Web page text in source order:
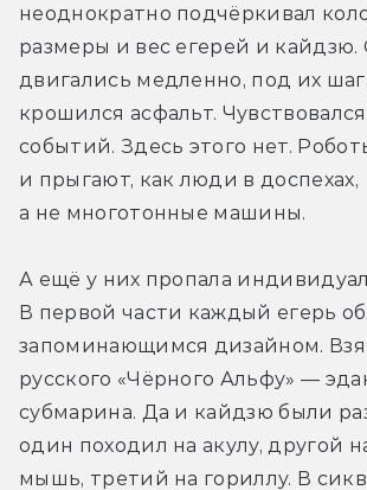
неоднократно подчёркивал
размеры и вес егерей и
двигались медленно, под их
крошился асфальт.
событий. Здесь этого нет.
и прыгают, как люди в доспехах,
а не многотонные машины.
А ещё у них пропала
В первой части каждый егерь
запоминающимся дизайном.
русского «Чёрного Альфу» —
субмарина. Да и кайдзю были
один походил на акулу, другой
мышь, третий на гориллу. В